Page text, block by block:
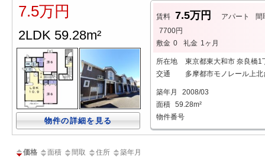
7.5万円
2LDK 59.28m²
物件の詳細を見る
賃料 7.5万円 アパート
間
7700円
敷金 0 礼金 1ヶ月
所在地
東京都東大和市 奈良橋1
交通
多摩都市モノレール上
築年月
2008/03
面積 59.28m²
物件番号
価格 面積 間取 住所 築年月